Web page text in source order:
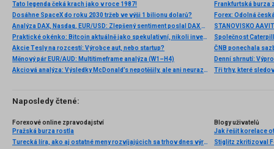
Tato legenda čeká krach jako v roce 1987!
Dosáhne SpaceX do roku 2030 tržeb ve výši 1 bilionu dolarů?
Analýza DAX, Nasdaq, EUR/USD: Zlepšený sentiment poslal DAX na nová maxima
Praktické okénko: Bitcoin aktuálně jako spekulativní, nikoli investiční aktivum
Akcie Tesly na rozcestí: Výrobce aut, nebo startup?
Měnový pár EUR/AUD: Multitimeframe analýza (W1–H4)
Akciová analýza: Výsledky McDonald’s nepotěšily, ale ani neurazily. Jakou vizi společnost prezentovala?
Frankfurtská burza
Denní shrnutí:
Tři trhy, které
Naposledy čtené:
Forexové online zpravodajství
Pražská burza rostla
Turecká líra, ako aj ostatné meny rozvíjajúcich sa trhov dnes výrazne oslabujú
Blogy uživatelů
Jak řešit korelace
Stiglitz zkritizoval